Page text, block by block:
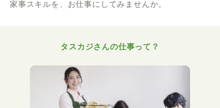
家事スキルを、お仕事にしてみませんか。
タスカジさんの仕事って？